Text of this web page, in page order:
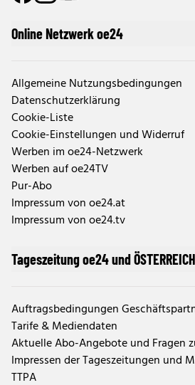
Online Netzwerk oe24
Allgemeine Nutzungsbedingungen
Datenschutzerklärung
Cookie-Liste
Cookie-Einstellungen und Widerruf
Werben im oe24-Netzwerk
Werben auf oe24TV
Pur-Abo
Impressum von oe24.at
Impressum von oe24.tv
Tageszeitung oe24 und ÖSTERREICH
Auftragsbedingungen
Tarife & Mediendaten
Aktuelle Abo-Angebote und Fragen
Impressen der Tageszeitungen und
TTPA